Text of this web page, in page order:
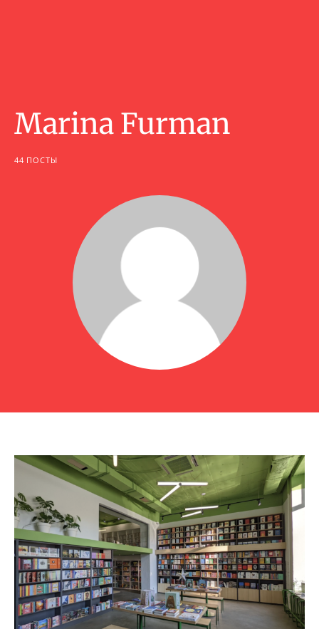
Marina Furman
44 ПОСТЫ